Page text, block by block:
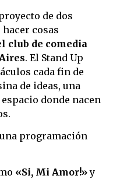
de dos
cosas
club de comedia
. El Stand Up
cada fin de
de ideas, una
donde nacen
programación
«Si, Mi Amor!»y